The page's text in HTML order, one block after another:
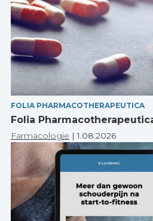
FOLIA PHARMACOTHERAPEUTICA
Folia
Farmacologie |1.08.2026